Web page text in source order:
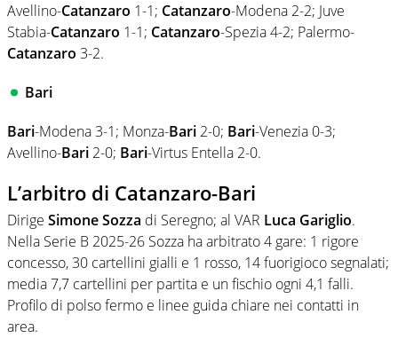
Avellino-Catanzaro 1-1; Catanzaro-Modena 2-2; Juve
Stabia-Catanzaro 1-1; Catanzaro-Spezia 4-2; Palermo-
Catanzaro 3-2.
Bari
Bari-Modena 3-1; Monza-Bari 2-0; Bari-Venezia 0-3;
Avellino-Bari 2-0; Bari-Virtus Entella 2-0.
L’arbitro di Catanzaro-Bari
Dirige Simone Sozza di Seregno; al VAR Luca Gariglio.
Nella Serie B 2025-26 Sozza ha arbitrato 4 gare: 1 rigore
concesso, 30 cartellini gialli e 1 rosso, 14 fuorigioco segnalati;
media 7,7 cartellini per partita e un fischio ogni 4,1 falli.
Profilo di polso fermo e linee guida chiare nei contatti in
area.